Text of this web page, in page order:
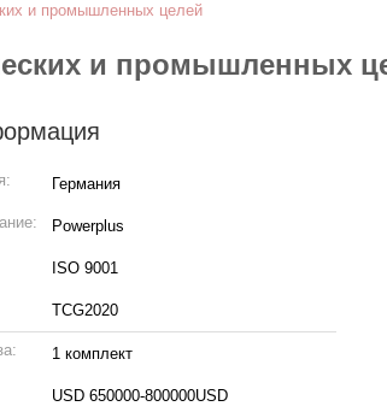
и промышленных целей
и промышленных
Германия
Powerplus
ISO 9001
TCG2020
1 комплект
USD 650000-800000USD